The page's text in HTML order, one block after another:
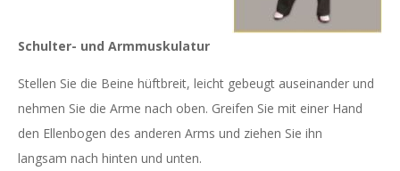
Schulter- und Armmuskulatur
Stellen Sie die Beine hüftbreit, leicht gebeugt auseinander und
nehmen Sie die Arme nach oben. Greifen Sie mit einer Hand
den Ellenbogen des anderen Arms und ziehen Sie ihn
langsam nach hinten und unten.